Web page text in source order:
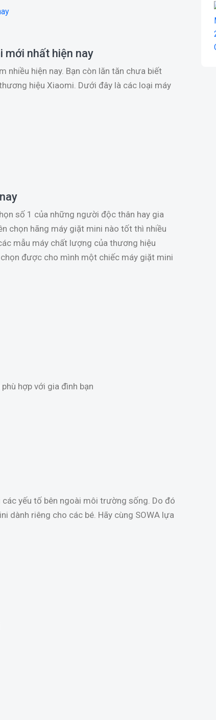
mới nhất hiện nay
hiện nay. Bạn còn lăn tăn chưa biết
hiệu Xiaomi. Dưới đây là các loại máy
số 1 của những người độc thân hay gia
chọn hãng máy giặt mini nào tốt thì nhiều
mẫu máy chất lượng của thương hiệu
được cho mình một chiếc máy giặt mini
hợp với gia đình bạn
yếu tố bên ngoài môi trường sống. Do đó
dành riêng cho các bé. Hãy cùng SOWA lựa